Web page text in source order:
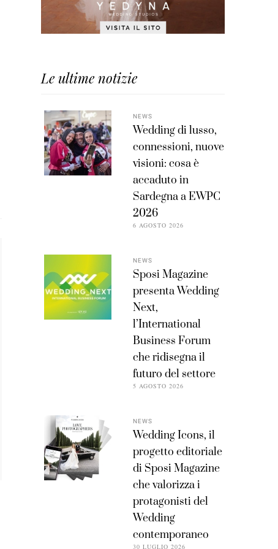
Le ultime notizie
NEWS
Wedding di lusso,
connessioni, nuove
visioni: cosa è
accaduto in
Sardegna a EWPC
2026
6 AGOSTO 2026
NEWS
Sposi Magazine
presenta Wedding
Next,
l’International
Business Forum
che ridisegna il
futuro del settore
5 AGOSTO 2026
NEWS
Wedding Icons, il
progetto editoriale
di Sposi Magazine
che valorizza i
protagonisti del
Wedding
contemporaneo
30 LUGLIO 2026